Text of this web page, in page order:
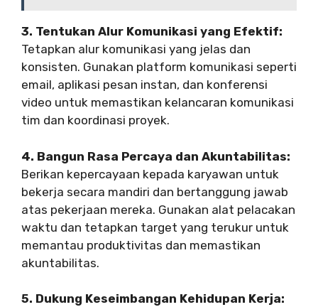
3. Tentukan Alur Komunikasi yang Efektif:
Tetapkan alur komunikasi yang jelas dan
konsisten. Gunakan platform komunikasi seperti
email, aplikasi pesan instan, dan konferensi
video untuk memastikan kelancaran komunikasi
tim dan koordinasi proyek.
4. Bangun Rasa Percaya dan Akuntabilitas:
Berikan kepercayaan kepada karyawan untuk
bekerja secara mandiri dan bertanggung jawab
atas pekerjaan mereka. Gunakan alat pelacakan
waktu dan tetapkan target yang terukur untuk
memantau produktivitas dan memastikan
akuntabilitas.
5. Dukung Keseimbangan Kehidupan Kerja: